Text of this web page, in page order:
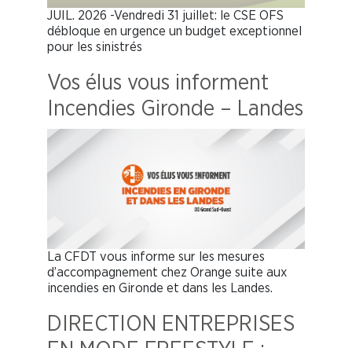
JUIL. 2026 -Vendredi 31 juillet: le CSE OFS
débloque en urgence un budget exceptionnel
pour les sinistrés
Vos élus vous informent
Incendies Gironde – Landes
La CFDT vous informe sur les mesures
d’accompagnement chez Orange suite aux
incendies en Gironde et dans les Landes.
DIRECTION ENTREPRISES